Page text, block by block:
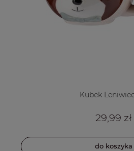
Kubek
29,99 zł
do koszyka